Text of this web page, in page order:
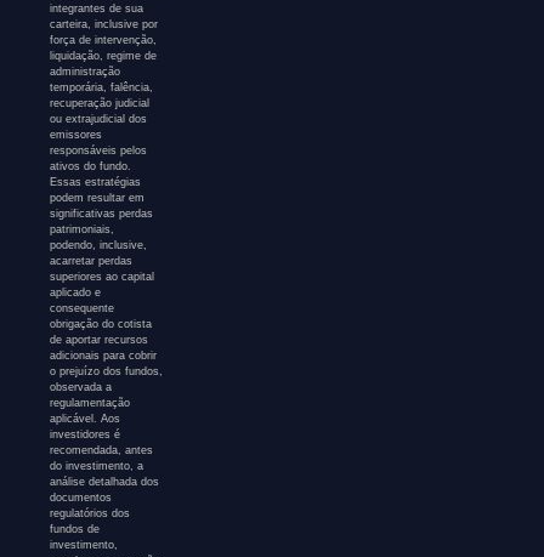
integrantes de sua
carteira, inclusive por
força de intervenção,
liquidação, regime de
administração
temporária, falência,
recuperação judicial
ou extrajudicial dos
emissores
responsáveis pelos
ativos do fundo.
Essas estratégias
podem resultar em
significativas perdas
patrimoniais,
podendo, inclusive,
acarretar perdas
superiores ao capital
aplicado e
consequente
obrigação do cotista
de aportar recursos
adicionais para cobrir
o prejuízo dos fundos,
observada a
regulamentação
aplicável. Aos
investidores é
recomendada, antes
do investimento, a
análise detalhada dos
documentos
regulatórios dos
fundos de
investimento,